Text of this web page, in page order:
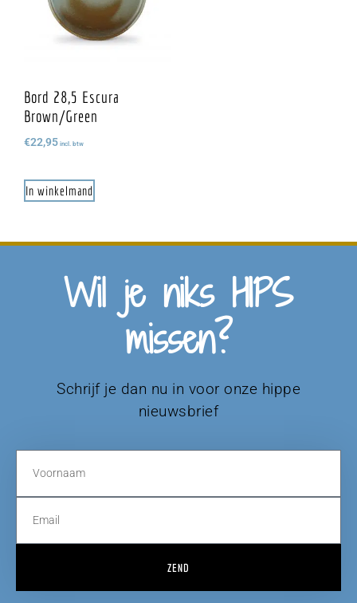
Bord 28,5 Escura
Brown/green
€22,95 incl. btw
In winkelmand
Wil je niks HIPS
missen?
Schrijf je dan nu in voor onze hippe
nieuwsbrief
ZEND